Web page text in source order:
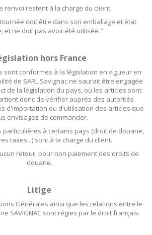
renvoi restent à la charge du client.
doit être dans son emballage et état
et ne doit pas avoir été utilisée."
hors France
sont conformes à la législation en vigueur en
de SARL Savignac ne saurait être engagée
de la législation du pays, où les articles sont
donc de vérifier auprès des autorités
d'importation ou d'utilisation des articles que
envisagez de commander.
particulières à certains pays (droit de douane,
taxes...) sont à la charge du client.
retour, pour non paiement des droits de
douane.
Litige
Générales ainsi que les relations entre le
SAVIGNAC sont régies par le droit français.